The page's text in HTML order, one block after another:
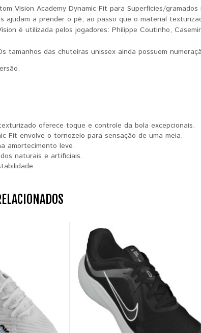
Vision Academy Dynamic Fit para Superfícies/
ajudam a prender o pé, ao passo que o material
é utilizada pelos jogadores: Philippe Coutinho,
tamanhos das chuteiras unissex ainda possuem
oferece toque e controle da bola excepcionais.
Fit envolve o tornozelo para sensação de uma meia.
amortecimento leve.
naturais e artificiais.